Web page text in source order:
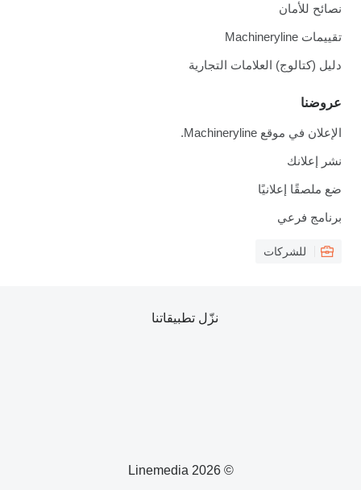
نصائح للأمان
تقييمات Machineryline
دليل (كتالوج) العلامات التجارية
عروضنا
الإعلان في موقع Machineryline.
نشر إعلانك
ضع ملصقًا إعلانيًا
برنامج فرعي
للشركات
© 2026 Linemedia
نزّل تطبيقاتنا